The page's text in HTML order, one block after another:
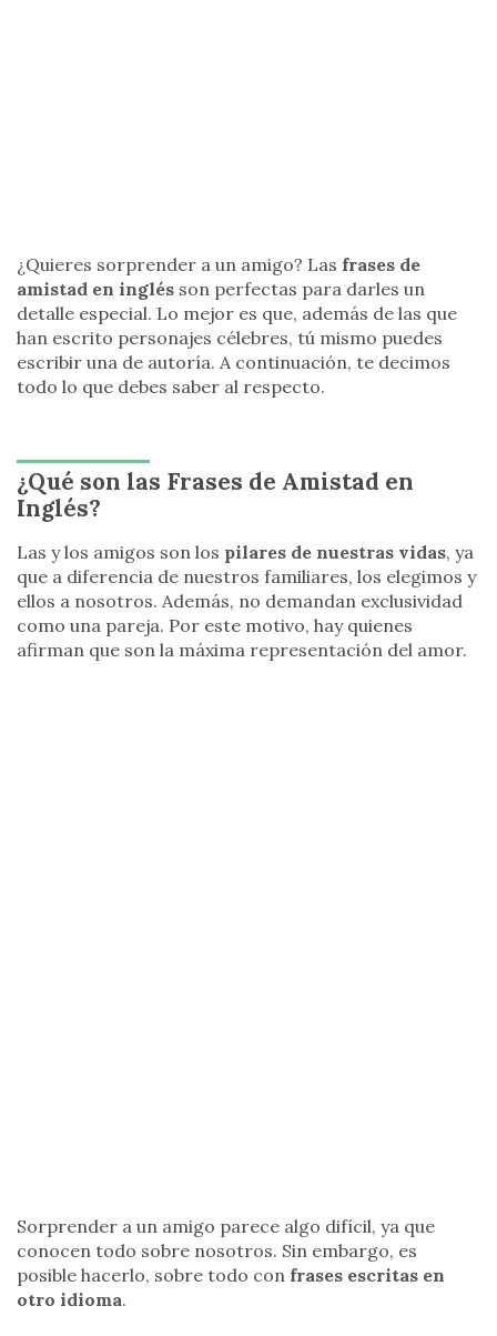
¿Quieres sorprender a un amigo? Las frases de
amistad en inglés son perfectas para darles un
detalle especial. Lo mejor es que, además de las que
han escrito personajes célebres, tú mismo puedes
escribir una de autoría. A continuación, te decimos
todo lo que debes saber al respecto.
¿Qué son las Frases de Amistad en
Inglés?
Las y los amigos son los pilares de nuestras vidas, ya
que a diferencia de nuestros familiares, los elegimos y
ellos a nosotros. Además, no demandan exclusividad
como una pareja. Por este motivo, hay quienes
afirman que son la máxima representación del amor.
Sorprender a un amigo parece algo difícil, ya que
conocen todo sobre nosotros. Sin embargo, es
posible hacerlo, sobre todo con frases escritas en
otro idioma.